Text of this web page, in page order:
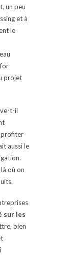
un peu
et à
le
projet
t-il
profiter
aussi le
où on
sur les
bien